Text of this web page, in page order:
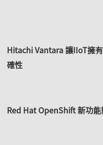
Hitachi Vantara 讓IIoT擁
確性
Red Hat OpenShift 新功